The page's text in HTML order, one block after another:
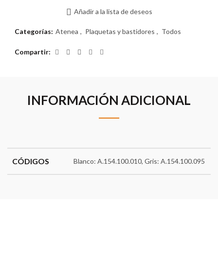
Añadir a la lista de deseos
Categorías: Atenea , Plaquetas y bastidores , Todos
Compartir
INFORMACIÓN ADICIONAL
CÓDIGOS Blanco: A.154.100.010, Gris: A.154.100.095